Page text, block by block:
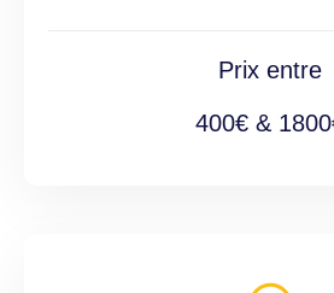
Prix entre
400€ &